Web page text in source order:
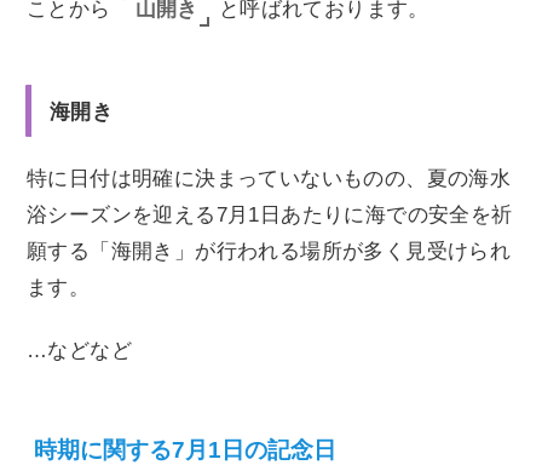
ことから 山開き と呼ばれております。
海開き
特に日付は明確に決まっていないものの、夏の海水
浴シーズンを迎える7月1日あたりに海での安全を祈
願する「海開き」が行われる場所が多く見受けられ
ます。
…などなど
時期に関する7月1日の記念日